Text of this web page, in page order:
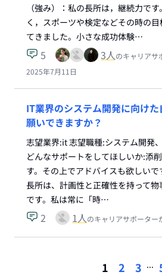
（強み）：私の長所は，継続力で
く，スポーツや検定などその時の
てきました。小さな成功体験…
5 3人のキャリアサ
2025年7月11日
IT業界のシステム開発に向け
願いできますか？
志望業界:it 志望職種:システム開発
どんなサポートをしてほしいか:添
す。その上でアドバイスも欲しい
長所は、計画性と正確性を持って
です。私は常に「時…
2 1人のキャリアサポーター
1 2 3 ...